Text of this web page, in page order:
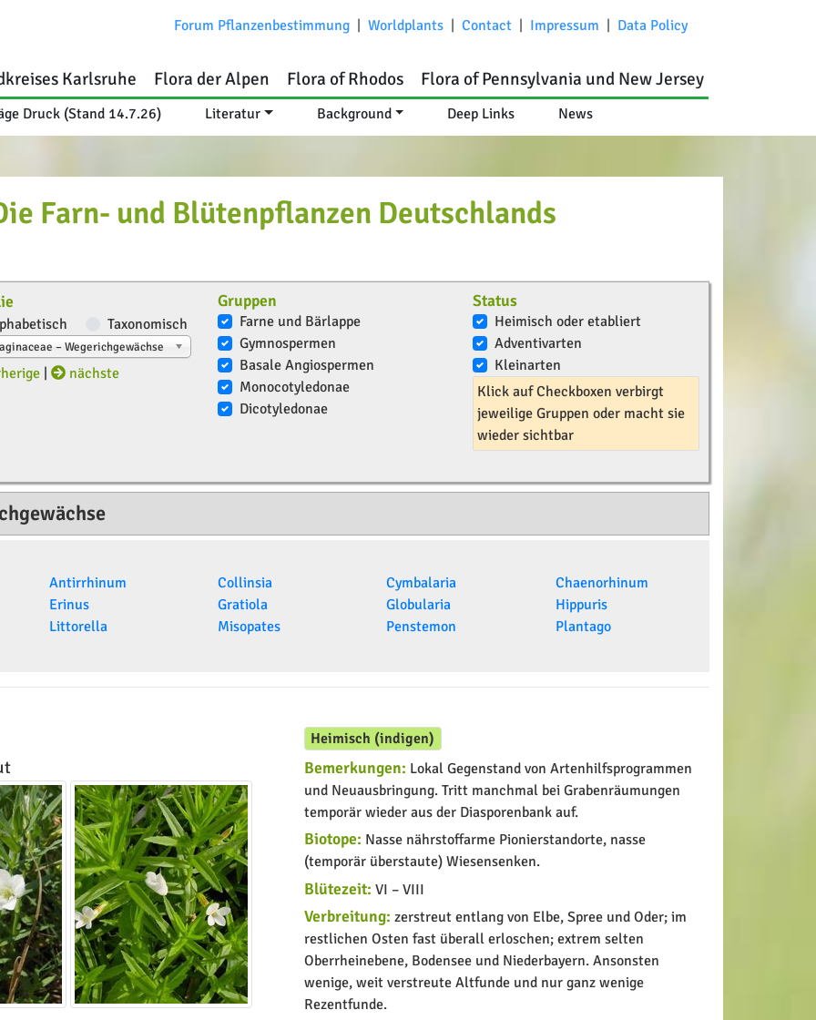
Forum Pflanzenbestimmung Worldplants Contact Impressum Data Policy
Karlsruhe Flora der Alpen Flora of Rhodos Flora of Pennsylvania und New Jersey
Druck (Stand 14.7.26) Literatur Background Deep Links News
Farn- und Blütenpflanzen Deutschlands
Taxonomisch
– Wegerichgewächse
| nächste
Gruppen
Farne und Bärlappe
Gymnospermen
Basale Angiospermen
Monocotyledonae
Dicotyledonae
Status
Heimisch oder etabliert
Adventivarten
Kleinarten
Klick auf Checkboxen verbirgt
jeweilige Gruppen oder macht sie
wieder sichtbar
Antirrhinum Collinsia Cymbalaria
Chaenorhinum
Erinus
Gratiola Globularia
Hippuris
Littorella
Misopates Penstemon Plantago
Heimisch (indigen)
Bemerkungen: Lokal Gegenstand von Artenhilfsprogrammen
und Neuausbringung. Tritt manchmal bei Grabenräumungen
temporär wieder aus der Diasporenbank auf.
Biotope: Nasse nährstoffarme Pionierstandorte, nasse
(temporär überstaute) Wiesensenken.
Blütezeit: VI – VIII
Verbreitung: zerstreut entlang von Elbe, Spree und Oder; im
restlichen Osten fast überall erloschen; extrem selten
Oberrheinebene, Bodensee und Niederbayern. Ansonsten
wenige, weit verstreute Altfunde und nur ganz wenige
Rezentfunde.